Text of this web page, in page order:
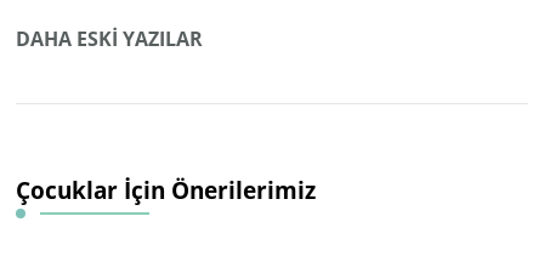
gezinmesi
DAHA ESKI YAZILAR
Çocuklar İçin Önerilerimiz